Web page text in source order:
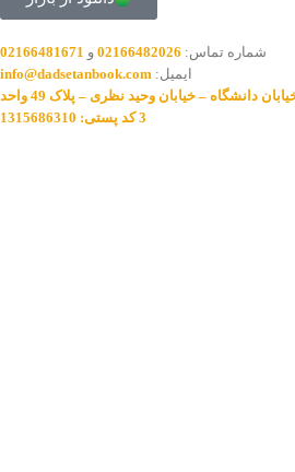
شماره تماس: 02166482026 و 02166481671
ایمیل: info@dadsetanbook.com
تهران – خیابان انقلاب – خیابان دانشگاه – خیابان وحید نظری – پلاک 49 واحد
3 کد پستی: 1315686310